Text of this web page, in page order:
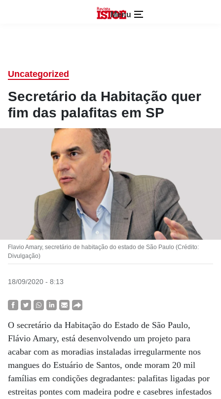
Menu
Uncategorized
Secretário da Habitação quer
fim das palafitas em SP
Flavio Amary, secretário de habitação do estado de São Paulo (Crédito:
Divulgação)
18/09/2020 - 8:13
O secretário da Habitação do Estado de São Paulo,
Flávio Amary, está desenvolvendo um projeto para
acabar com as moradias instaladas irregularmente nos
mangues do Estuário de Santos, onde moram 20 mil
famílias em condições degradantes: palafitas ligadas por
estreitas pontes com madeira podre e casebres infestados